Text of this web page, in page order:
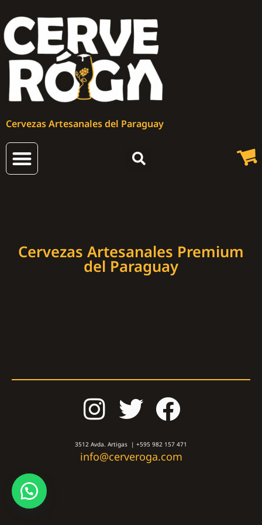
Cervezas Artesanales del Paraguay
Cervezas Artesanales Premium
del Paraguay
3512 Avda. Artigas | +595 982 157 471
info@cerveroga.com